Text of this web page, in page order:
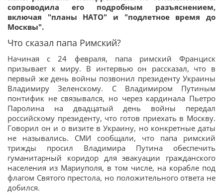
сопроводила его подробным разъяснением,
включая "планы НАТО" и "подлетное время до
Москвы".
Что сказал папа Римский?
Начиная с 24 февраля, папа римский Франциск
призывает к миру. В интервью он рассказал, что в
первый же день войны позвонил президенту Украины
Владимиру Зеленскому. С Владимиром Путиным
понтифик не связывался, но через кардинала Пьетро
Паролина на двадцатый день войны передал
российскому президенту, что готов приехать в Москву.
Говорил он и о визите в Украину, но конкретные даты
не назывались. СМИ сообщали, что папа римский
трижды просил Владимира Путина обеспечить
гуманитарный коридор для эвакуации гражданского
населения из Мариуполя, в том числе, на корабле под
флагом Святого престола, но положительного ответа не
добился.